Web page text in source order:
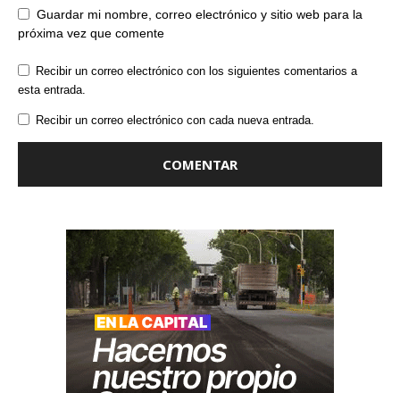
Guardar mi nombre, correo electrónico y sitio web para la
próxima vez que comente
Recibir un correo electrónico con los siguientes comentarios a
esta entrada.
Recibir un correo electrónico con cada nueva entrada.